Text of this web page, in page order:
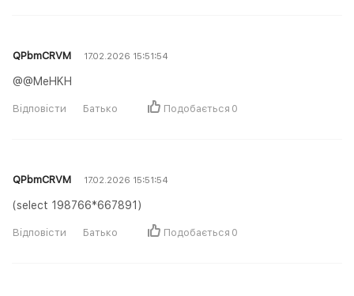
QPbmCRVM 17.02.2026 15:51:54
@@MeHKH
Відповісти Батько Подобається 0
QPbmCRVM 17.02.2026 15:51:54
(select 198766*667891)
Відповісти Батько Подобається 0